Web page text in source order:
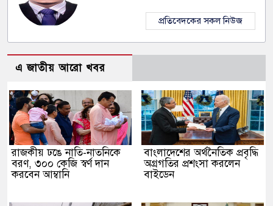
প্রতিবেদকের সকল নিউজ
এ জাতীয় আরো খবর
রাজকীয় ঢঙে নাতি-নাতনিকে
বরণ, ৩০০ কেজি স্বর্ণ দান
করবেন আম্বানি
বাংলাদেশের অর্থনৈতিক প্রবৃদ্ধি
অগ্রগতির প্রশংসা করলেন
বাইডেন